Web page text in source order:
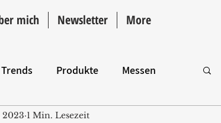
mich Newsletter More
Trends Produkte Messen
2023 1 Min. Lesezeit